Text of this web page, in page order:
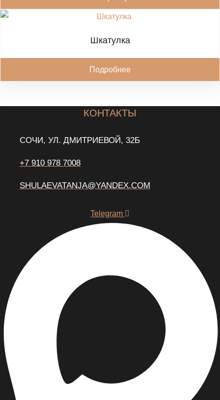
Шкатулка
Подробнее
КОНТАКТЫ
СОЧИ, УЛ. ДМИТРИЕВОЙ, 32Б
+7 910 978 7008
SHULAEVATANJA@YANDEX.COM
Telegram